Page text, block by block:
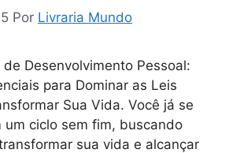
Por Livraria Mundo
Desenvolvimento Pessoal:
para Dominar as Leis
Sua Vida. Você já se
um ciclo sem fim, buscando
sua vida e alcançar